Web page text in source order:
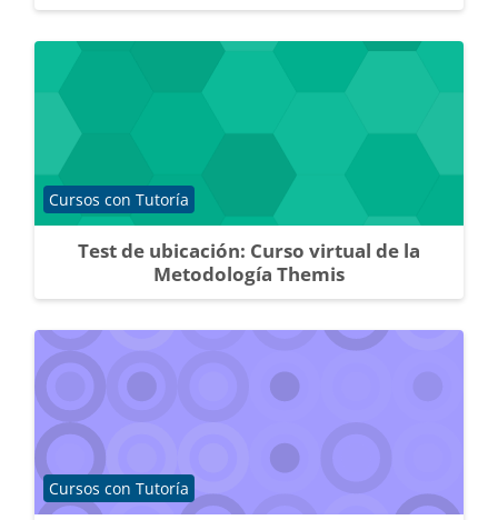
Test de ubicación: Curso virtual de la
Metodología Themis
Categoría de cursos
Cursos con Tutoría
Categoría de cursos
Cursos con Tutoría